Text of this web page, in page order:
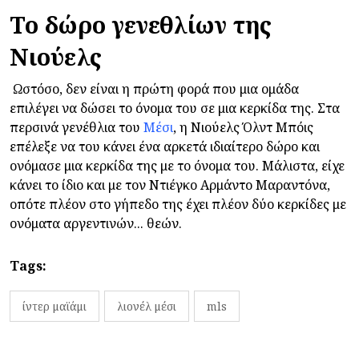
Το δώρο γενεθλίων της
Νιούελς
Ωστόσο, δεν είναι η πρώτη φορά που μια ομάδα
επιλέγει να δώσει το όνομα του σε μια κερκίδα της. Στα
περσινά γενέθλια του Μέσι, η Νιούελς Όλντ Μπόις
επέλεξε να του κάνει ένα αρκετά ιδιαίτερο δώρο και
ονόμασε μια κερκίδα της με το όνομα του. Μάλιστα, είχε
κάνει το ίδιο και με τον Ντιέγκο Αρμάντο Μαραντόνα,
οπότε πλέον στο γήπεδο της έχει πλέον δύο κερκίδες με
ονόματα αργεντινών... θεών.
Tags:
ίντερ μαϊάμι λιονέλ μέσι mls